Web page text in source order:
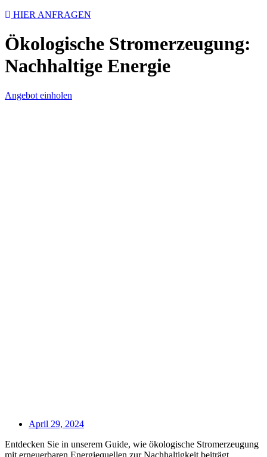
HIER ANFRAGEN
Ökologische Stromerzeugung:
Nachhaltige Energie
Angebot einholen
April 29, 2024
Entdecken Sie in unserem Guide, wie ökologische Stromerzeugung
mit erneuerbaren Energiequellen zur Nachhaltigkeit beiträgt.